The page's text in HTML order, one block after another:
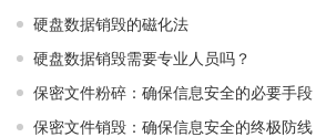
硬盘数据销毁的磁化法
硬盘数据销毁需要专业人员吗？
保密文件粉碎：确保信息安全的必要手段
保密文件销毁：确保信息安全的终极防线